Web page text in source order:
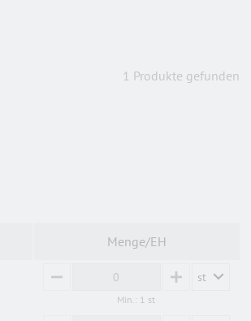
1 Produkte gefunden
Menge/EH
MINUS PLUSst
Min.: 1 st